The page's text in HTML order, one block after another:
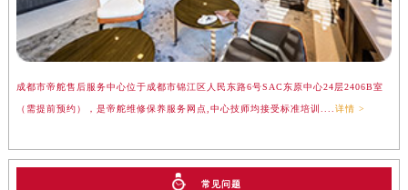
成都市帝舵售后服务中心位于成都市锦江区人民东路6号SAC东原中心24层2406B室
（需提前预约），是帝舵维修保养服务网点,中心技师均接受标准培训.... 详情 >
常见问题